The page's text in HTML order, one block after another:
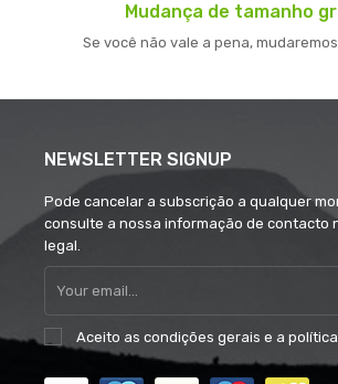
Mudança de tamanho
Se você não vale a pena,
NEWSLETTER SIGNUP
Pode cancelar a subscrição a qualquer
consulte a nossa informação de contacto
legal.
Aceito as condições gerais e a